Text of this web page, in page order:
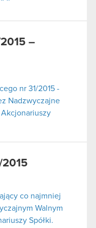
–
nr 31/2015 -
Nadzwyczajne
2015
co najmniej
Walnym
Spółki.